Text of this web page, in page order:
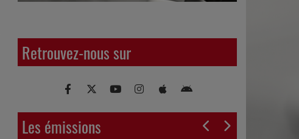
Retrouvez-nous sur
Les émissions